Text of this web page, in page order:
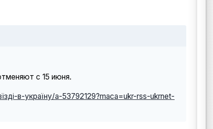
с 15 июня.
в-україну/a-53792129?maca=ukr-rss-ukrnet-